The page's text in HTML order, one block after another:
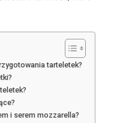
tarteletek?
i serem mozzarella?